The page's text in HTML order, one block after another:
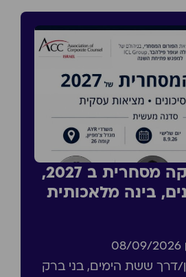
סדנה: העסקה מסחרית ב 2027,
בינה מלאכותית
08/09/2026
דרך ששת הימים, בני ברק